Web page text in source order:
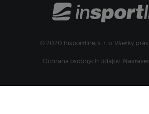
© 2020 insportline, s. r. o. Všetky
Ochrana osobných údajov